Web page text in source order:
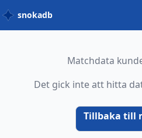
snokadb
Matchdata
Det gick inte att hitta
Tillbaka till